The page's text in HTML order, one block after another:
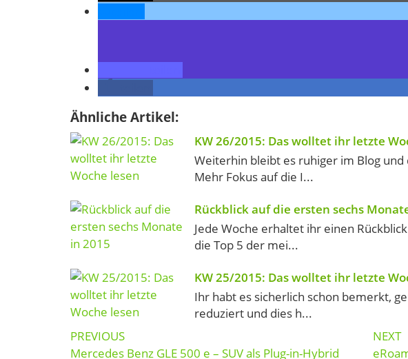
Ähnliche Artikel:
KW 26/2015: Das wolltet ihr letzte
Weiterhin bleibt es ruhiger im Blog
Mehr Fokus auf die I...
Rückblick auf die ersten sechs
Jede Woche erhaltet ihr einen
die Top 5 der mei...
KW 25/2015: Das wolltet ihr letzte
Ihr habt es sicherlich schon bemerkt,
reduziert und dies h...
Post
navigation
PREVIOUS
Mercedes Benz GLE 500 e – SUV als Plug-in-Hybrid
NEXT